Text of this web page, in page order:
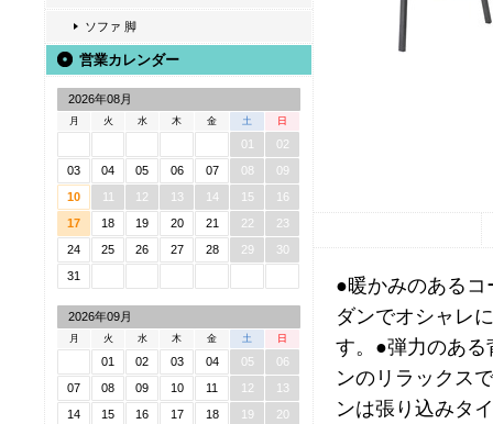
ソファ 脚
営業カレンダー
2026年08月
月 火 水 木 金 土 日
01
02
03
04 05 06 07 08
09
10
11 12 13 14 15
16
17
18 19 20 21 22
23
24
25 26 27 28 29
30
31
2026年09月
月 火 水 木 金 土 日
01 02 03 04 05
06
07
08 09 10 11 12
13
14
15 16 17 18 19
20
●暖かみのある
ダンでオシャレ
す。●弾力のある
ンのリラックス
ンは張り込みタ